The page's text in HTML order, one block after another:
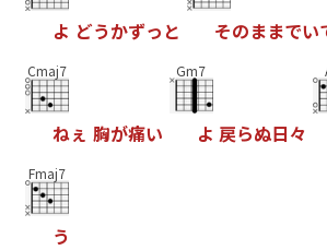
よ どうかずっ と そのままでい
Cmaj7
ねぇ 胸が痛い
Gm7
よ 戻らぬ日々
Fmaj7
う